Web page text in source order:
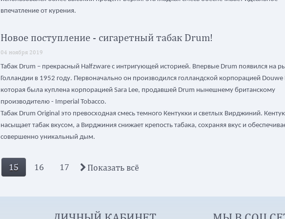
впечатление от курения.
Новое поступление - сигаретный табак Drum!
04 ноября 2019
Табак Drum – прекрасный Halfzware с интригующей историей. Впервые Drum появился на
Голландии в 1952 году. Первоначально он производился голландской корпорацией Douwe
которая была куплена корпорацией Sara Lee, продавшей Drum нынешнему британскому
производителю - Imperial Tobacco.
Табак Drum Original это превосходная смесь темного Кентукки и светлых Вирджиний.
насыщает табак вкусом, а Вирджиния снижает крепость табака, сохраняя вкус и
совершенно уникальный дым.
15 16 17 Показать всё